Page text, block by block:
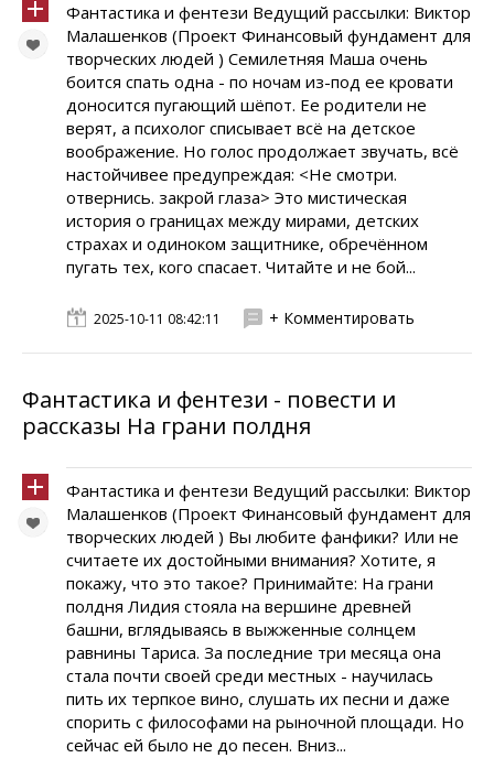
Фантастика и фентези Ведущий рассылки: Виктор
Малашенков (Проект Финансовый фундамент для
творческих людей ) Семилетняя Маша очень
боится спать одна - по ночам из-под ее кровати
доносится пугающий шёпот. Ее родители не
верят, а психолог списывает всё на детское
воображение. Но голос продолжает звучать, всё
настойчивее предупреждая: <Не смотри.
отвернись. закрой глаза> Это мистическая
история о границах между мирами, детских
страхах и одиноком защитнике, обречённом
пугать тех, кого спасает. Читайте и не бой...
2025-10-11 08:42:11 + Комментировать
Фантастика и фентези - повести и
рассказы На грани полдня
Фантастика и фентези Ведущий рассылки: Виктор
Малашенков (Проект Финансовый фундамент для
творческих людей ) Вы любите фанфики? Или не
считаете их достойными внимания? Хотите, я
покажу, что это такое? Принимайте: На грани
полдня Лидия стояла на вершине древней
башни, вглядываясь в выжженные солнцем
равнины Тариса. За последние три месяца она
стала почти своей среди местных - научилась
пить их терпкое вино, слушать их песни и даже
спорить с философами на рыночной площади. Но
сейчас ей было не до песен. Вниз...